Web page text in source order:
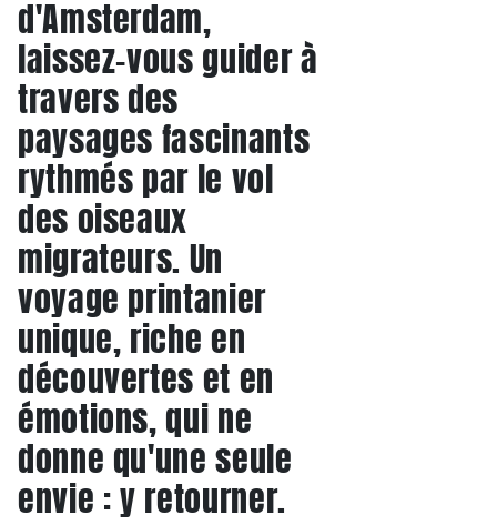
d'Amsterdam,
laissez-vous guider à
travers des
paysages fascinants
rythmés par le vol
des oiseaux
migrateurs. Un
voyage printanier
unique, riche en
découvertes et en
émotions, qui ne
donne qu'une seule
envie : y retourner.